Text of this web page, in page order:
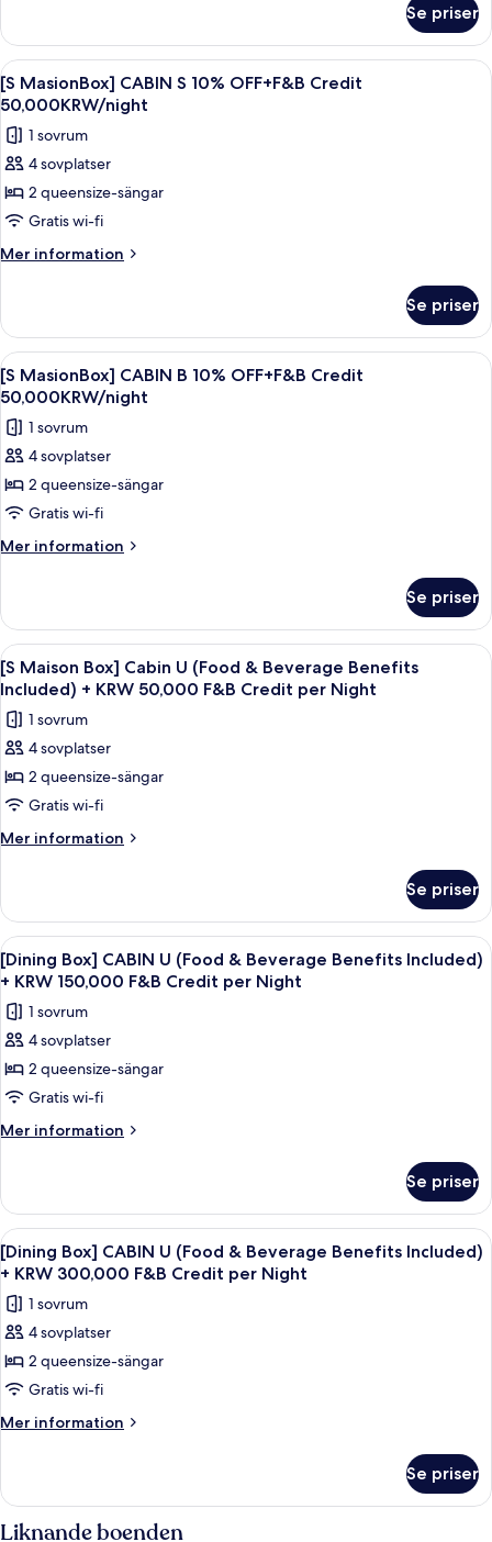
F&B
Credit/night+Laundry
Box]
CABIN
U
(F&B
Benefits
Included)/LongStay(4+
nights)50,000KRW
Credit/night+Laundry
Se priser
Öppna
alla
foton
för
[S
MasionBox]
CABIN
S
Credit
50,000KRW/night
En modern inredning med ett
1
[S MasionBox] CABIN S 10% OFF+F&B Credit
50,000KRW/night
1 sovrum
4 sovplatser
2 queensize-sängar
Gratis wi-fi
Mer information
Mer
MasionBox]
CABIN
S
10%
OFF+F&B
Credit
50,000KRW/night
Se priser
Öppna
alla
foton
för
[S
MasionBox]
CABIN
B
Credit
50,000KRW/night
Ett modernt rum med en
1
[S MasionBox] CABIN B 10% OFF+F&B Credit
50,000KRW/night
1 sovrum
4 sovplatser
2 queensize-sängar
Gratis wi-fi
Mer information
Mer
MasionBox]
CABIN
B
10%
Credit
50,000KRW/night
Se priser
Öppna
alla
foton
för
[S
Maison
Box]
Cabin
&
Beverage
Benefits
Included)
+
KRW
50,000
F&B
Credit
per
1 sovrum, duntäcken, minibar och
1
[S Maison Box] Cabin U (Food & Beverage Benefits
Included) + KRW 50,000 F&B Credit per Night
1 sovrum
4 sovplatser
2 queensize-sängar
Gratis wi-fi
Mer information
Mer
Maison
Box]
Cabin
U
&
Beverage
Included)
+
50,000
Night
Se priser
Öppna
alla
foton
för
[Dining
Box]
CABIN
U
Beverage
Benefits
Included)
+
KRW
150,000
F&B
Credit
per
Night
En elegant inredning i en hög
8
[Dining Box] CABIN U (Food & Beverage Benefits Included)
+ KRW 150,000 F&B Credit per Night
1 sovrum
4 sovplatser
2 queensize-sängar
Gratis wi-fi
Mer information
Mer
Box]
CABIN
U
(Food
Beverage
Benefits
Included)
+
KRW
F&B
Se priser
Öppna
alla
foton
för
[Dining
Box]
CABIN
U
Beverage
Benefits
En elegant inredning i en hög
8
[Dining Box] CABIN U (Food & Beverage Benefits Included)
+ KRW 300,000 F&B Credit per Night
1 sovrum
4 sovplatser
2 queensize-sängar
Gratis wi-fi
Mer information
Mer
Box]
CABIN
Se priser
Liknande boenden